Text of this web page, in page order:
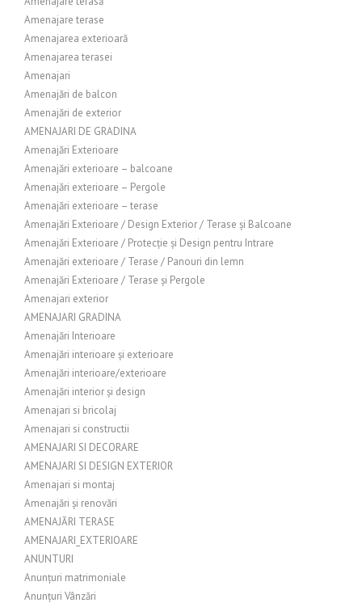
Amenajare terase
Amenajarea exterioară
Amenajarea terasei
Amenajari
Amenajări de balcon
Amenajări de exterior
AMENAJARI DE GRADINA
Amenajări Exterioare
Amenajări exterioare – balcoane
Amenajări exterioare – Pergole
Amenajări exterioare – terase
Amenajări Exterioare / Design Exterior / Terase și Balcoane
Amenajări Exterioare / Protecție și Design pentru Intrare
Amenajări exterioare / Terase / Panouri din lemn
Amenajări Exterioare / Terase și Pergole
Amenajari exterior
AMENAJARI GRADINA
Amenajări Interioare
Amenajări interioare și exterioare
Amenajări interioare/exterioare
Amenajări interior și design
Amenajari si bricolaj
Amenajari si constructii
AMENAJARI SI DECORARE
AMENAJARI SI DESIGN EXTERIOR
Amenajari si montaj
Amenajări și renovări
AMENAJĂRI TERASE
AMENAJARI_EXTERIOARE
ANUNTURI
Anunțuri matrimoniale
Anunțuri Vânzări